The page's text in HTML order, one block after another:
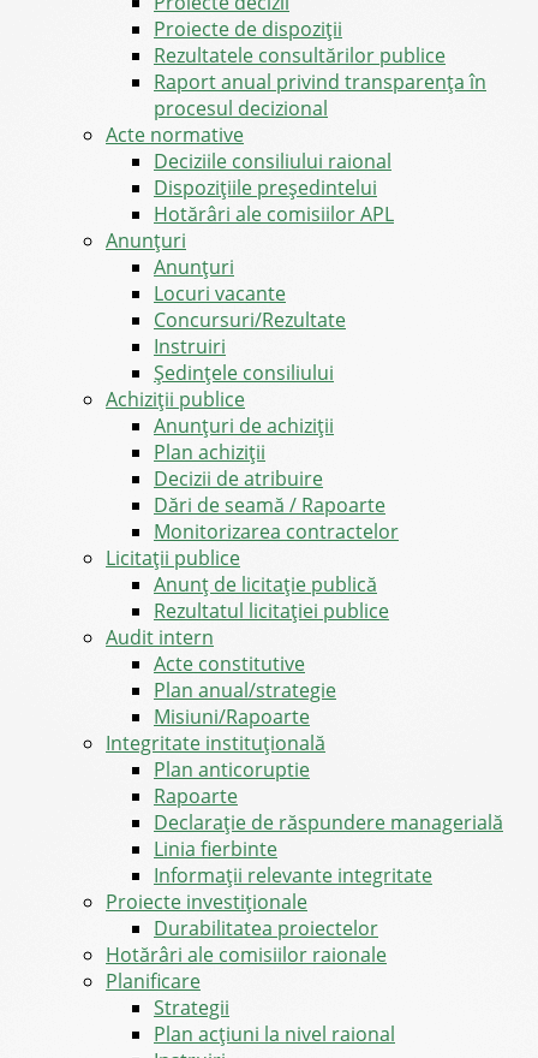
Proiecte de dispoziții
Rezultatele consultărilor publice
Raport anual privind transparenţa în
procesul decizional
Acte normative
Deciziile consiliului raional
Dispozițiile președintelui
Hotărâri ale comisiilor APL
Anunţuri
Anunţuri
Locuri vacante
Concursuri/Rezultate
Instruiri
Şedinţele consiliului
Achiziții publice
Anunțuri de achiziții
Plan achiziții
Decizii de atribuire
Dări de seamă / Rapoarte
Monitorizarea contractelor
Licitații publice
Anunț de licitație publică
Rezultatul licitației publice
Audit intern
Acte constitutive
Plan anual/strategie
Misiuni/Rapoarte
Integritate instituțională
Plan anticoruptie
Rapoarte
Declarație de răspundere managerială
Linia fierbinte
Informații relevante integritate
Proiecte investiționale
Durabilitatea proiectelor
Hotărâri ale comisiilor raionale
Planificare
Strategii
Plan acțiuni la nivel raional